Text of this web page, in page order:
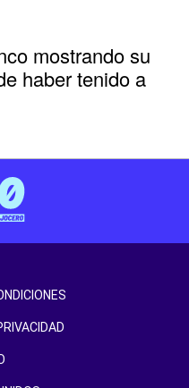
mostrando su
haber tenido a